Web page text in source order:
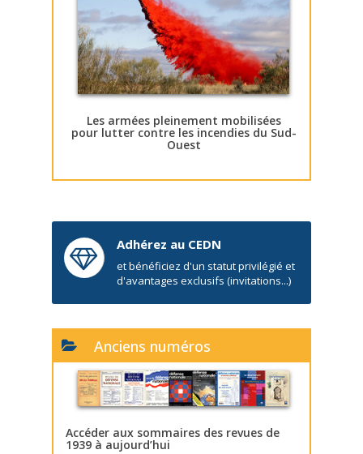
Les armées pleinement mobilisées
pour lutter contre les incendies du Sud-
Ouest
Adhérez au CEDN
et bénéficiez d'un statut privilégié et
d'avantages exclusifs (invitations...)
Anciens numéros
Accéder aux sommaires des revues de
1939 à aujourd’hui